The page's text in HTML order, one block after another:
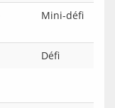
Mini-défi
Défi